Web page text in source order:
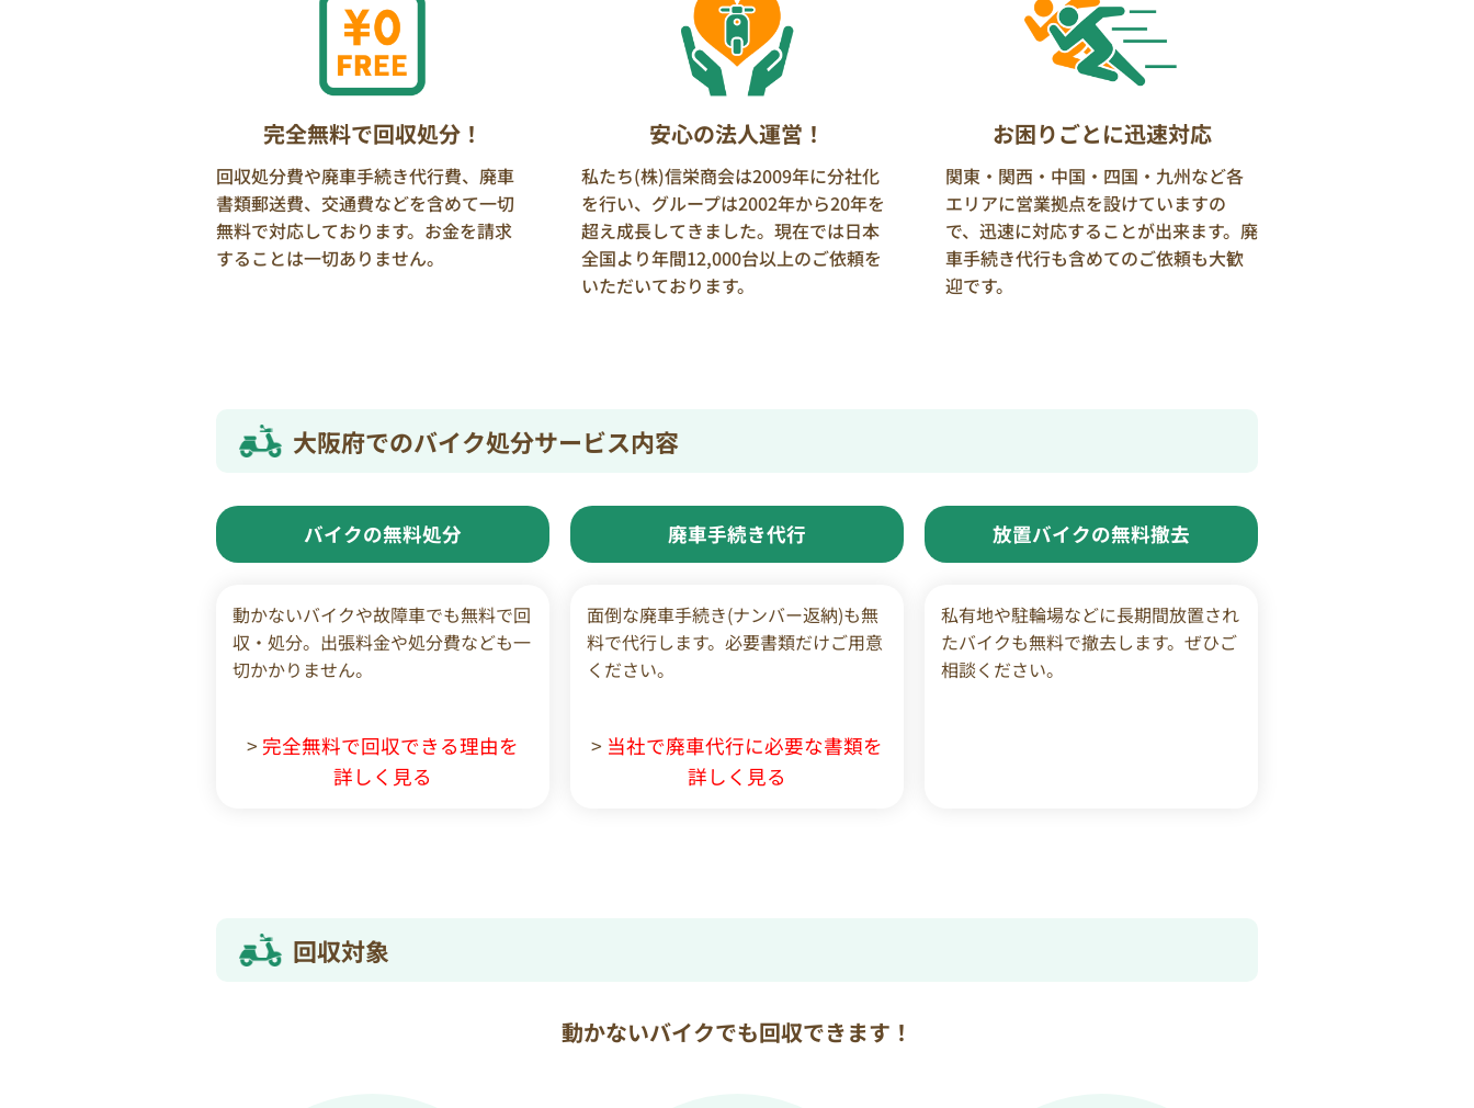
完全無料で回収処分！
回収処分費や廃車手続き代行費、廃車
書類郵送費、交通費などを含めて一切
無料で対応しております。お金を請求
することは一切ありません。
安心の法人運営！
私たち(株)信栄商会は2009年に分社化
を行い、グループは2002年から20年を
超え成長してきました。現在では日本
全国より年間12,000台以上のご依頼を
いただいております。
お困りごとに迅速対応
関東・関西・中国・四国・九州など各
エリアに営業拠点を設けていますの
で、迅速に対応することが出来ます。廃
車手続き代行も含めてのご依頼も大歓
迎です。
大阪府でのバイク処分サービス内容
バイクの無料処分
動かないバイクや故障車でも無料で回
収・処分。出張料金や処分費なども一
切かかりません。
> 完全無料で回収できる理由を
詳しく見る
廃車手続き代行
面倒な廃車手続き(ナンバー返納)も無
料で代行します。必要書類だけご用意
ください。
> 当社で廃車代行に必要な書類を
詳しく見る
放置バイクの無料撤去
私有地や駐輪場などに長期間放置され
たバイクも無料で撤去します。ぜひご
相談ください。
回収対象
動かないバイクでも回収できます！